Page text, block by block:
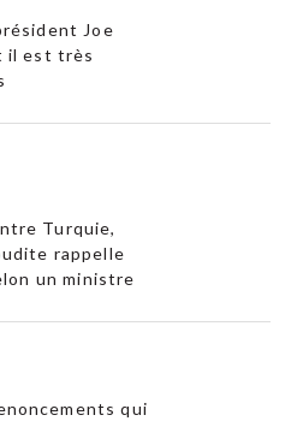
Joe
il est très
Turquie,
rappelle
un ministre
qui